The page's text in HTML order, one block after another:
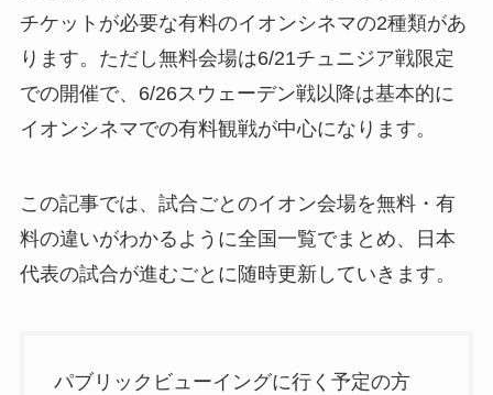
チケットが必要な有料のイオンシネマの2種類があ
ります。ただし無料会場は6/21チュニジア戦限定
での開催で、6/26スウェーデン戦以降は基本的に
イオンシネマでの有料観戦が中心になります。
この記事では、試合ごとのイオン会場を無料・有
料の違いがわかるように全国一覧でまとめ、日本
代表の試合が進むごとに随時更新していきます。
パブリックビューイングに行く予定の方